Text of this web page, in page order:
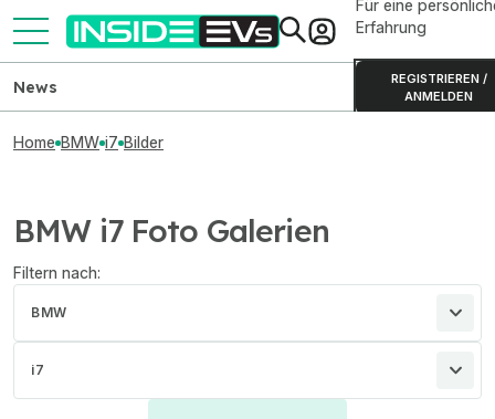
Für eine
Erfahrung
REGISTRIEREN /
ANMELDEN
News
Home BMW i7 Bilder
BMW i7 Foto Galerien
Filtern nach:
BMW
i7